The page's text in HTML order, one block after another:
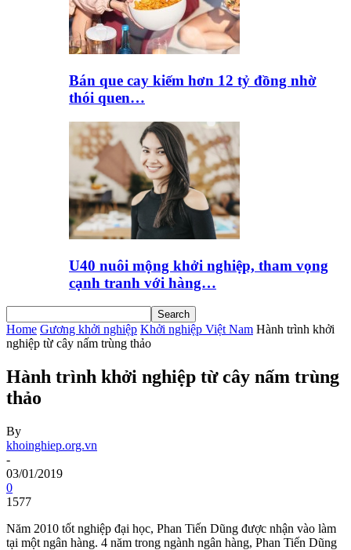
Bán que cay kiếm hơn 12 tỷ đồng nhờ
thói quen…
U40 nuôi mộng khởi nghiệp, tham vọng
cạnh tranh với hàng…
Home Gương khởi nghiệp Khởi nghiệp Việt Nam Hành trình khởi
nghiệp từ cây nấm trùng thảo
Hành trình khởi nghiệp từ cây nấm trùng
thảo
By
khoinghiep.org.vn
-
03/01/2019
0
1577
Năm 2010 tốt nghiệp đại học, Phan Tiến Dũng được nhận vào làm
tại một ngân hàng. 4 năm trong ngành ngân hàng, Phan Tiến Dũng